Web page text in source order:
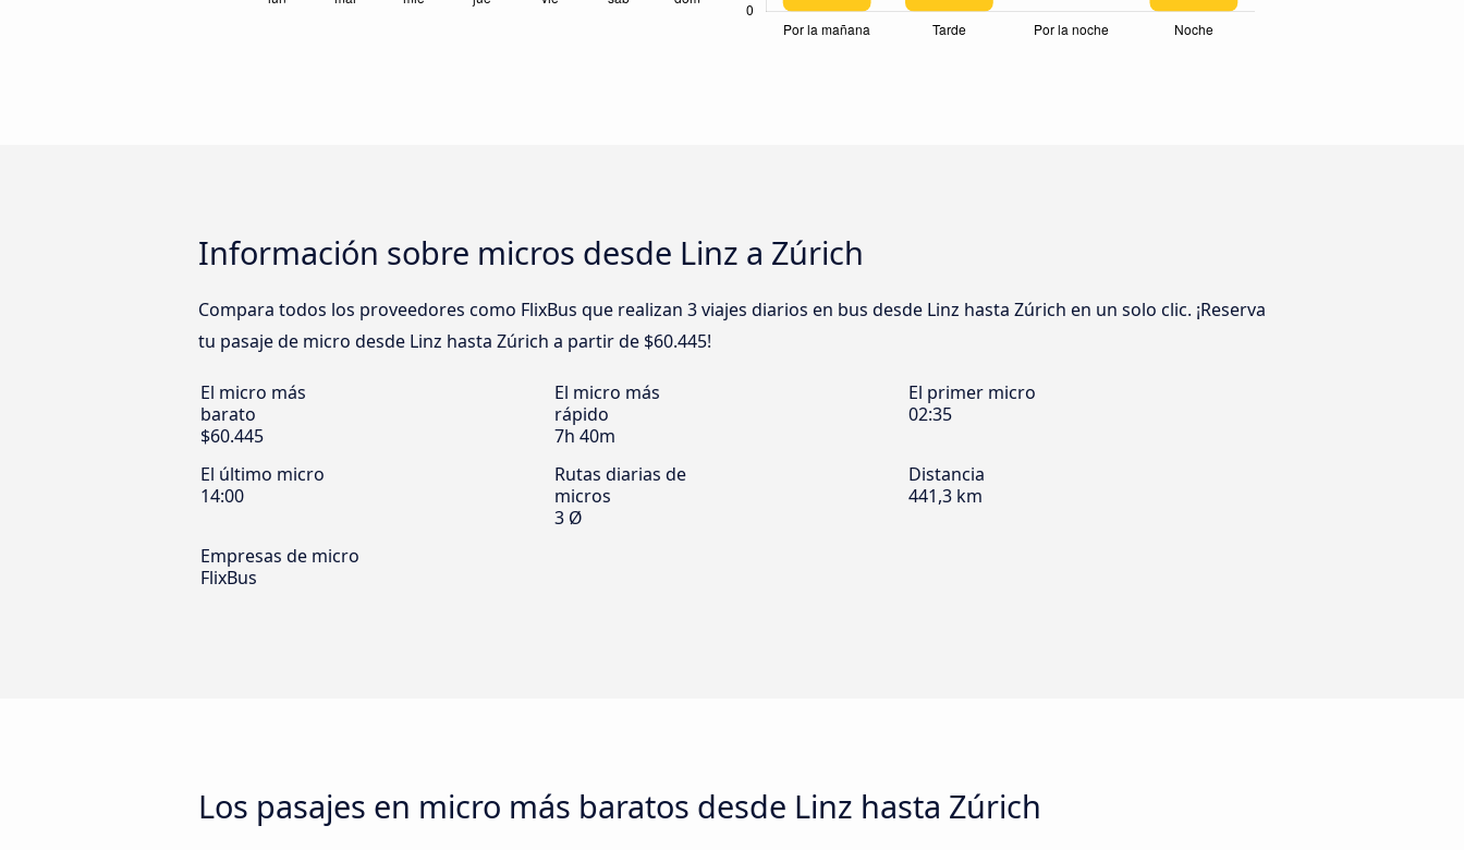
Información sobre micros desde Linz a Zúrich
Compara todos los proveedores como FlixBus que realizan 3 viajes diarios en bus desde Linz hasta Zúrich en un solo clic. ¡Reserva
tu pasaje de micro desde Linz hasta Zúrich a partir de $60.445!
El micro más
barato
$60.445
El micro más
rápido
7h 40m
El primer micro
02:35
El último micro
14:00
Rutas diarias de
micros
3 Ø
Distancia
441,3 km
Empresas de micro
FlixBus
Los pasajes en micro más baratos desde Linz hasta Zúrich